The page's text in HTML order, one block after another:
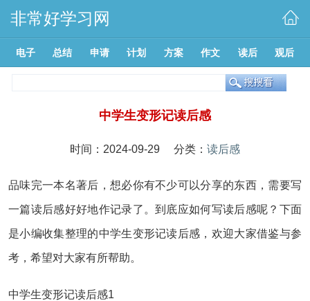
非常好学习网
电子 总结 申请 计划 方案 作文 读后 观后
中学生变形记读后感
时间：2024-09-29 分类： 读后感
品味完一本名著后，想必你有不少可以分享的东西，需要写
一篇读后感好好地作记录了。到底应如何写读后感呢？下面
是小编收集整理的中学生变形记读后感，欢迎大家借鉴与参
考，希望对大家有所帮助。
中学生变形记读后感1